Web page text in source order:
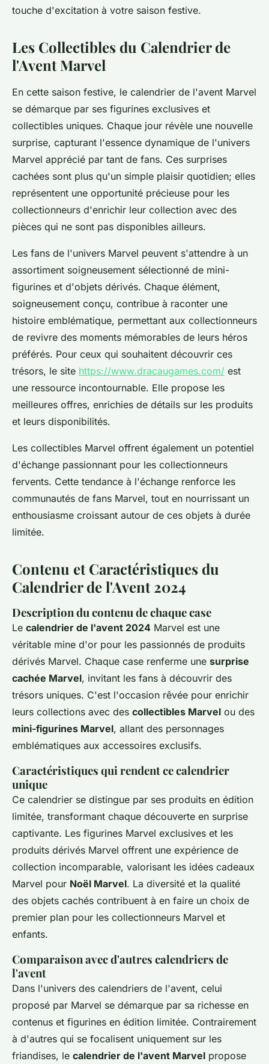
touche d'excitation à votre saison festive.
Les Collectibles du Calendrier de
l'Avent Marvel
En cette saison festive, le calendrier de l'avent Marvel
se démarque par ses figurines exclusives et
collectibles uniques. Chaque jour révèle une nouvelle
surprise, capturant l'essence dynamique de l'univers
Marvel apprécié par tant de fans. Ces surprises
cachées sont plus qu'un simple plaisir quotidien; elles
représentent une opportunité précieuse pour les
collectionneurs d'enrichir leur collection avec des
pièces qui ne sont pas disponibles ailleurs.
Les fans de l'univers Marvel peuvent s'attendre à un
assortiment soigneusement sélectionné de mini-
figurines et d'objets dérivés. Chaque élément,
soigneusement conçu, contribue à raconter une
histoire emblématique, permettant aux collectionneurs
de revivre des moments mémorables de leurs héros
préférés. Pour ceux qui souhaitent découvrir ces
trésors, le site https://www.dracaugames.com/ est
une ressource incontournable. Elle propose les
meilleures offres, enrichies de détails sur les produits
et leurs disponibilités.
Les collectibles Marvel offrent également un potentiel
d'échange passionnant pour les collectionneurs
fervents. Cette tendance à l'échange renforce les
communautés de fans Marvel, tout en nourrissant un
enthousiasme croissant autour de ces objets à durée
limitée.
Contenu et Caractéristiques du
Calendrier de l'Avent 2024
Description du contenu de chaque case
Le calendrier de l'avent 2024 Marvel est une
véritable mine d'or pour les passionnés de produits
dérivés Marvel. Chaque case renferme une surprise
cachée Marvel, invitant les fans à découvrir des
trésors uniques. C'est l'occasion rêvée pour enrichir
leurs collections avec des collectibles Marvel ou des
mini-figurines Marvel, allant des personnages
emblématiques aux accessoires exclusifs.
Caractéristiques qui rendent ce calendrier
unique
Ce calendrier se distingue par ses produits en édition
limitée, transformant chaque découverte en surprise
captivante. Les figurines Marvel exclusives et les
produits dérivés Marvel offrent une expérience de
collection incomparable, valorisant les idées cadeaux
Marvel pour Noël Marvel. La diversité et la qualité
des objets cachés contribuent à en faire un choix de
premier plan pour les collectionneurs Marvel et
enfants.
Comparaison avec d'autres calendriers de
l'avent
Dans l'univers des calendriers de l'avent, celui
proposé par Marvel se démarque par sa richesse en
contenus et figurines en édition limitée. Contrairement
à d'autres qui se focalisent uniquement sur les
friandises, le calendrier de l'avent Marvel propose